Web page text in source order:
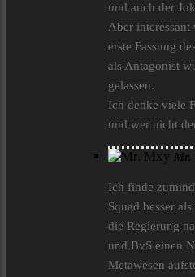
und auch der
Aber interessant
erste Fassung
als Antagonist
gelassen.
Ich denke viele
und wer nicht
Mr.
Ich finde
Squad besser
die Regierung
und BvS einen
Metawesen